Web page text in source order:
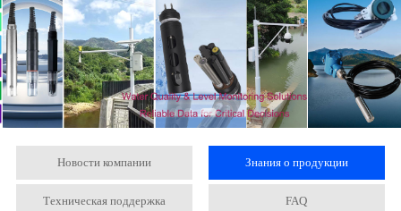
Новости компании Знания о продукции
Техническая поддержка FAQ